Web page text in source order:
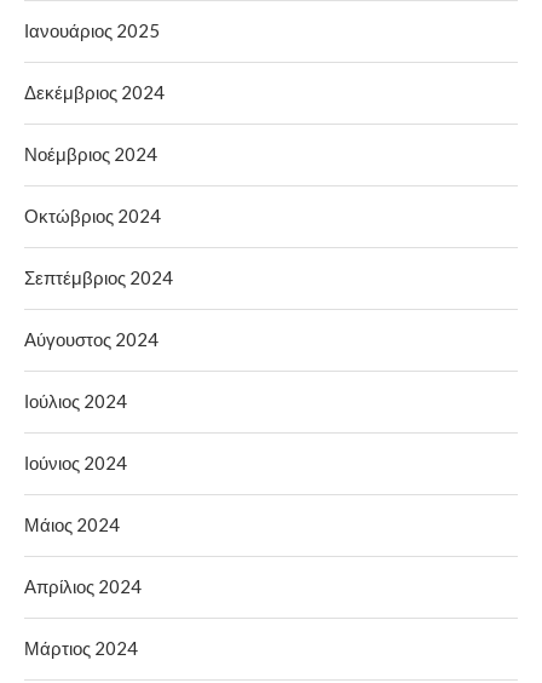
Ιανουάριος 2025
Δεκέμβριος 2024
Νοέμβριος 2024
Οκτώβριος 2024
Σεπτέμβριος 2024
Αύγουστος 2024
Ιούλιος 2024
Ιούνιος 2024
Μάιος 2024
Απρίλιος 2024
Μάρτιος 2024